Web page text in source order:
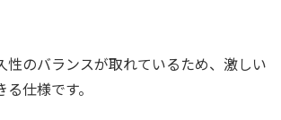
性のバランスが取れているため、激しい
仕様です。